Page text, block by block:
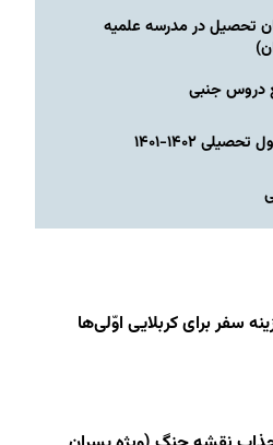
تحصیل در مدرسه علمیه
دروس جنبی
۱۴۰۲-۱۴۰۱
سفر برای کربلایی اوّلی‌ها